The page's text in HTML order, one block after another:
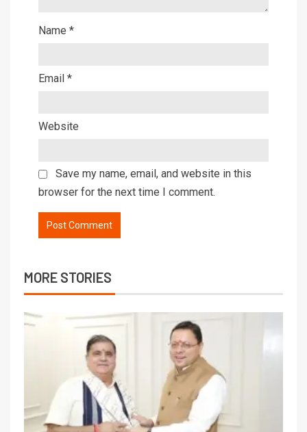
Name *
Email *
Website
Save my name, email, and website in this
browser for the next time I comment.
MORE STORIES